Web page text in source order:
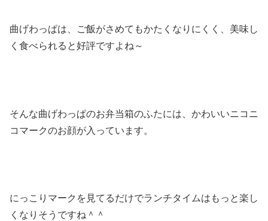
曲げわっぱは、ご飯がさめてもかたくなりにくく、美味し
く食べられると好評ですよね～
そんな曲げわっぱのお弁当箱のふたには、かわいいニコニ
コマークのお顔が入っています。
にっこりマークを見てるだけでランチタイムはもっと楽し
くなりそうですね＾＾